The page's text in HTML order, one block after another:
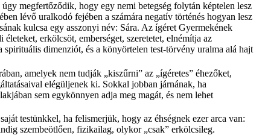
megfertőződik, hogy egy nemi betegség folytán képtelen lesz
lévő uralkodó fejében a számára negatív történés hogyan lesz
kulcsa egy asszonyi név: Sára. Az ígéret Gyermekének
erkölcsöt, emberséget, szeretetet, elnémítja az
dimenziót, és a könyörtelen test-törvény uralma alá hajt
amelyek nem tudják „kiszűrni” az „ígéretes” éhezőket,
elégüljenek ki. Sokkal jobban járnának, ha
sem egykönnyen adja meg magát, és nem lehet
testünkkel, ha felismerjük, hogy az éhségnek ezer arca van:
szembeötlően, fizikailag, olykor „csak” erkölcsileg.